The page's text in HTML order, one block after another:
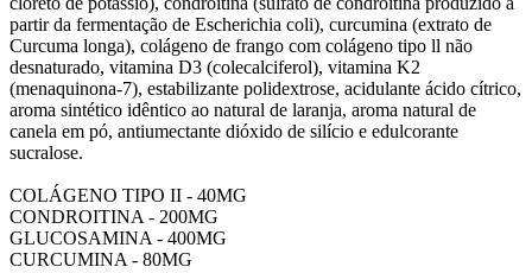
partir da fermentação de Escherichia coli), curcumina (extrato de
Curcuma longa), colágeno de frango com colágeno tipo ll não
desnaturado, vitamina D3 (colecalciferol), vitamina K2
(menaquinona-7), estabilizante polidextrose, acidulante ácido cítrico,
aroma sintético idêntico ao natural de laranja, aroma natural de
canela em pó, antiumectante dióxido de silício e edulcorante
sucralose.
COLÁGENO TIPO II - 40MG
CONDROITINA - 200MG
GLUCOSAMINA - 400MG
CURCUMINA - 80MG